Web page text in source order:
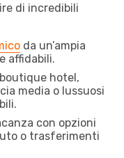
di incredibili
da un’ampia
affidabili.
hotel,
media o lussuosi
con opzioni
o trasferimenti